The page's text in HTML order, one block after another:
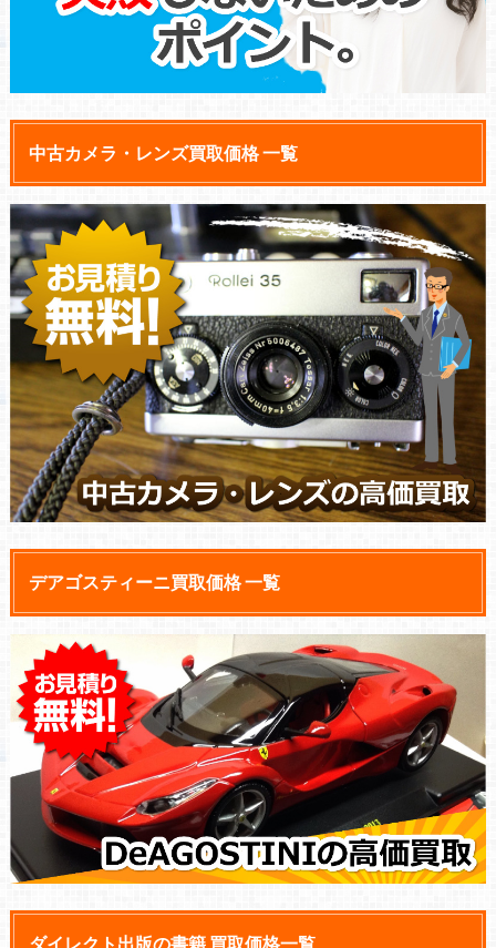
中古カメラ・レンズ買取価格 一覧
デアゴスティーニ買取価格 一覧
ダイレクト出版の書籍 買取価格一覧